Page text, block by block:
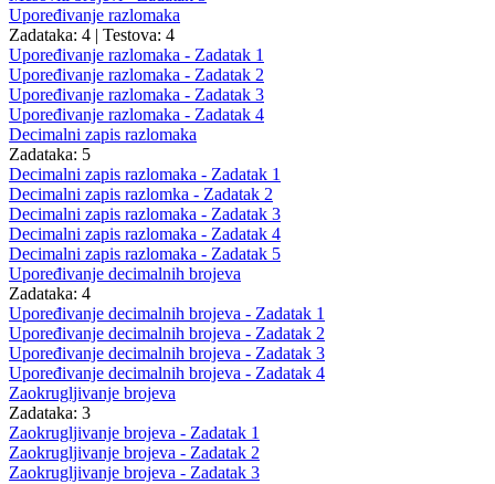
Upoređivanje razlomaka
Zadataka: 4 | Testova: 4
Upoređivanje razlomaka - Zadatak 1
Upoređivanje razlomaka - Zadatak 2
Upoređivanje razlomaka - Zadatak 3
Upoređivanje razlomaka - Zadatak 4
Decimalni zapis razlomaka
Zadataka: 5
Decimalni zapis razlomaka - Zadatak 1
Decimalni zapis razlomka - Zadatak 2
Decimalni zapis razlomaka - Zadatak 3
Decimalni zapis razlomaka - Zadatak 4
Decimalni zapis razlomaka - Zadatak 5
Upoređivanje decimalnih brojeva
Zadataka: 4
Upoređivanje decimalnih brojeva - Zadatak 1
Upoređivanje decimalnih brojeva - Zadatak 2
Upoređivanje decimalnih brojeva - Zadatak 3
Upoređivanje decimalnih brojeva - Zadatak 4
Zaokrugljivanje brojeva
Zadataka: 3
Zaokrugljivanje brojeva - Zadatak 1
Zaokrugljivanje brojeva - Zadatak 2
Zaokrugljivanje brojeva - Zadatak 3